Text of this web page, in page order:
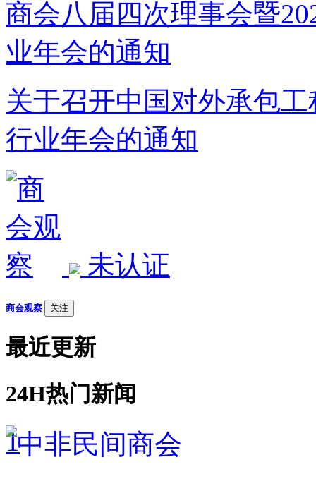
关于召开中国对外承包
行业年会的通知
未认证
商会观察 关注
最近更新
24H热门新闻
1